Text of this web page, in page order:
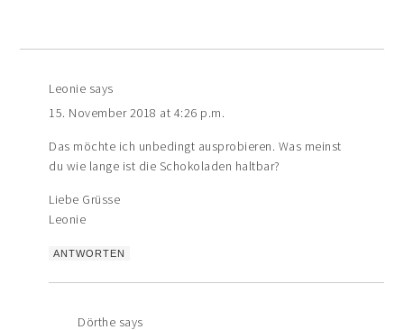
Leonie says
15. November 2018 at 4:26 p.m.
Das möchte ich unbedingt ausprobieren. Was meinst
du wie lange ist die Schokoladen haltbar?
Liebe Grüsse
Leonie
ANTWORTEN
Dörthe says